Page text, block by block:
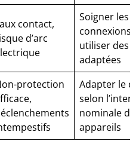
contact,
d’arc
Soigner les
connexions,
utiliser des
adaptées
protection
Adapter le
selon
nominale
appareils